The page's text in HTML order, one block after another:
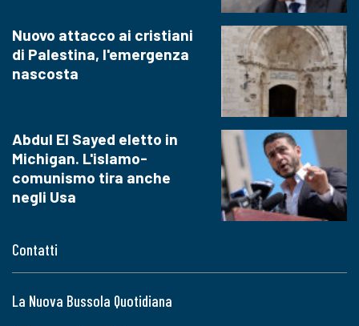
Contatti
La Nuova Bussola Quotidiana
Nuovo attacco ai cristiani
di Palestina, l'emergenza
nascosta
Abdul El Sayed eletto in
Michigan. L'islamo-
comunismo tira anche
negli Usa